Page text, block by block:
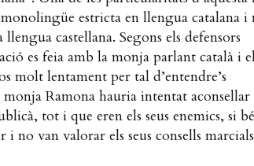
estricta en llengua catalana i
castellana. Segons els defensors
es feia amb la monja parlant català i
molt lentament per tal d’entendre’s
Ramona hauria intentat aconsellar
tot i que eren els seus enemics, si bé
i no van valorar els seus consells